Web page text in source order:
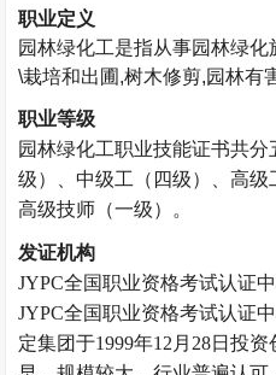
职业定义
园林绿化工是指从事园林绿化
\栽培和出圃 ,树木修剪,园林有
职业等级
园林绿化工职业技能证书共分
级）、中级工（四级）、高级
高级技师（一级）。
发证机构
JYPC全国职业资格考试认证中
JYPC全国职业资格考试认证
定集团于1999年12月28日投